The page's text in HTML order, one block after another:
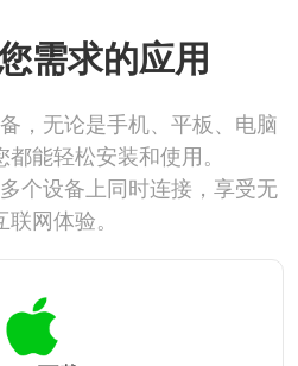
需求的应用
，无论是手机、平板、电脑
能轻松安装和使用。
个设备上同时连接，享受无
网体验。